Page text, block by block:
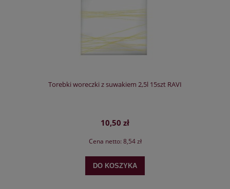
Torebki woreczki z suwakiem 2,5l 15szt RAVI
10,50 zł
Cena netto: 8,54 zł
DO KOSZYKA